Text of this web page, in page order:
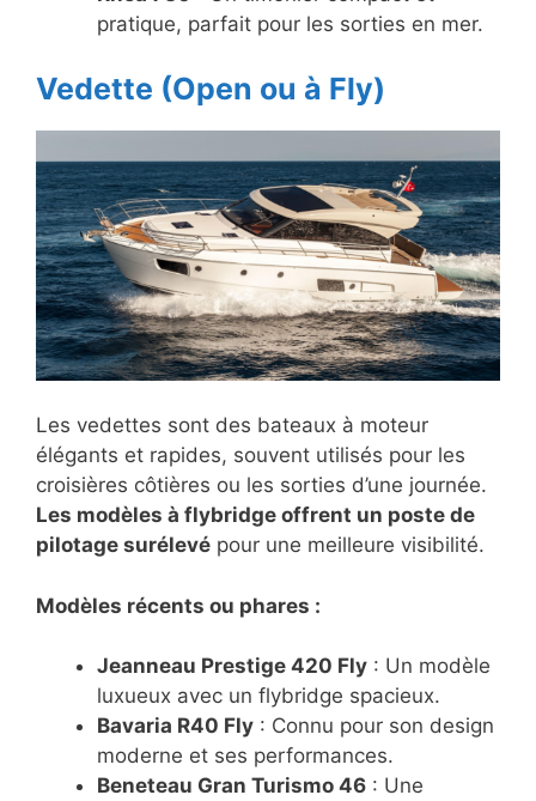
pratique, parfait pour les sorties en mer.
Vedette (Open ou à Fly)
Les vedettes sont des bateaux à moteur
élégants et rapides, souvent utilisés pour les
croisières côtières ou les sorties d’une journée.
Les modèles à flybridge offrent un poste de
pilotage surélevé pour une meilleure visibilité.
Modèles récents ou phares :
Jeanneau Prestige 420 Fly : Un modèle
luxueux avec un flybridge spacieux.
Bavaria R40 Fly : Connu pour son design
moderne et ses performances.
Beneteau Gran Turismo 46 : Une